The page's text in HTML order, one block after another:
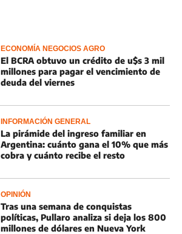
ECONOMÍA NEGOCIOS AGRO
El BCRA obtuvo un crédito de u$s 3 mil
millones para pagar el vencimiento de
deuda del viernes
INFORMACIÓN GENERAL
La pirámide del ingreso familiar en
Argentina: cuánto gana el 10% que más
cobra y cuánto recibe el resto
OPINIÓN
Tras una semana de conquistas
políticas, Pullaro analiza si deja los 800
millones de dólares en Nueva York